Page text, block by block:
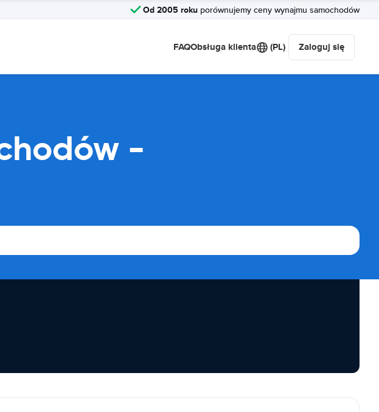
Od 2005 roku porównujemy ceny wynajmu samochodów
FAQObsługa klienta (PL) Zaloguj się
-